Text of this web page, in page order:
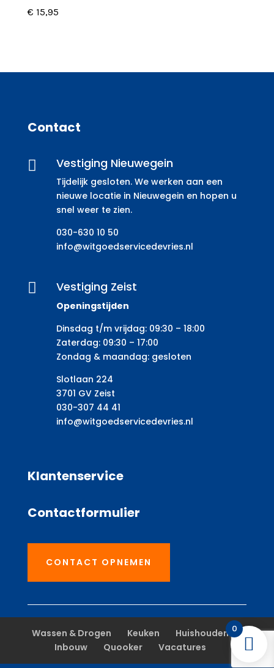
€ 15,95
Contact
 Vestiging Nieuwegein
Tijdelijk gesloten. We werken aan een
nieuwe locatie in Nieuwegein en hopen u
snel weer te zien.
030-630 10 50
info@witgoedservicedevries.nl
 Vestiging Zeist
Openingstijden
Dinsdag t/m vrijdag: 09:30 – 18:00
Zaterdag: 09:30 – 17:00
Zondag & maandag: gesloten
Slotlaan 224
3701 GV Zeist
030-307 44 41
info@witgoedservicedevries.nl
Klantenservice
Contactformulier
CONTACT OPNEMEN
Wassen & Drogen Keuken
Huishouden
Inbouw
Quooker Vacatures
0